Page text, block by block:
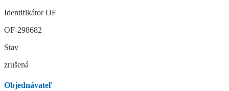
Identifikátor OF
OF-298682
Stav
zrušená
Objednávateľ